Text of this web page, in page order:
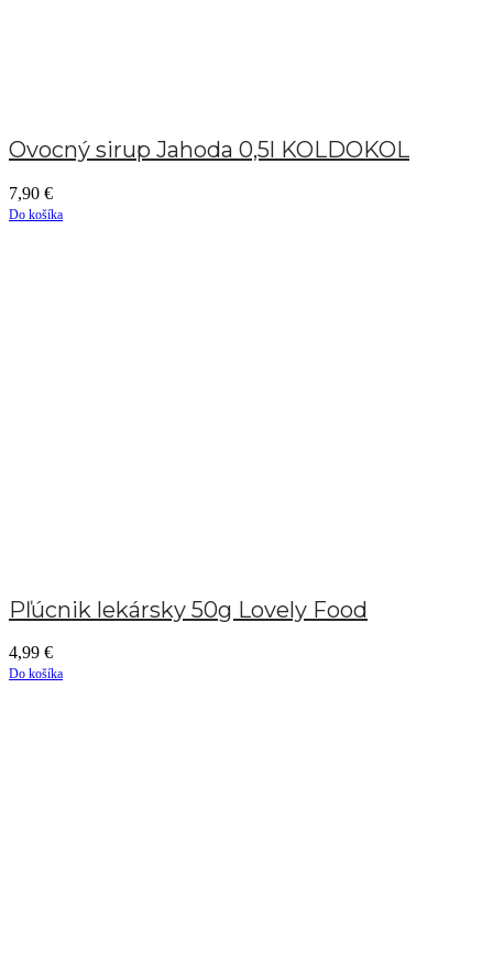
Ovocný sirup Jahoda 0,5l KOLDOKOL
7,90 €
Do košíka
Pľúcnik lekársky 50g Lovely Food
4,99 €
Do košíka